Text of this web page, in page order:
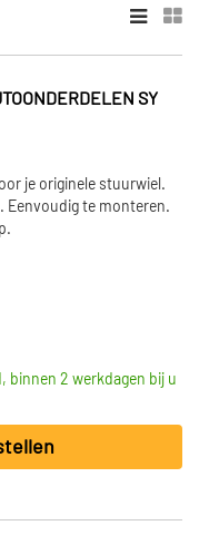
SY
je originele stuurwiel.
Eenvoudig te monteren.
binnen 2 werkdagen bij u